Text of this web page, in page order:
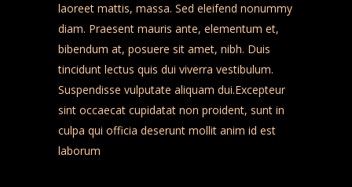
laoreet mattis, massa. Sed eleifend nonummy
diam. Praesent mauris ante, elementum et,
bibendum at, posuere sit amet, nibh. Duis
tincidunt lectus quis dui viverra vestibulum.
Suspendisse vulputate aliquam dui.Excepteur
sint occaecat cupidatat non proident, sunt in
culpa qui officia deserunt mollit anim id est
laborum